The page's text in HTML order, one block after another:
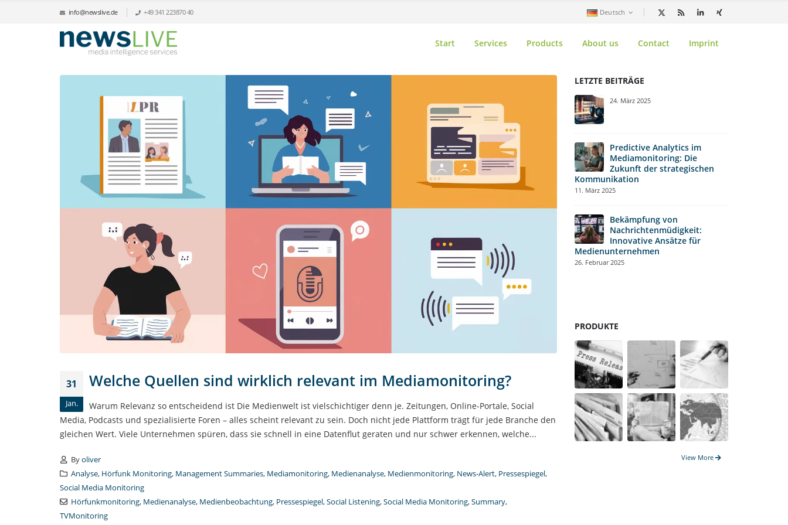
info@newslive.de +49 341 223870 40 Deutsch
Start Services Products About us Contact Imprint
31
Jan.
Welche Quellen sind wirklich relevant im Mediamonitoring?
Warum Relevanz so entscheidend ist Die Medienwelt ist vielschichtiger denn je. Zeitungen, Online-Portale, Social
Media, Podcasts und spezialisierte Foren – alles scheint relevant zu sein. Doch nicht jede Plattform trägt für jede Branche den
gleichen Wert. Viele Unternehmen spüren, dass sie schnell in eine Datenflut geraten und nur schwer erkennen, welche...
Byoliver
Analyse, Hörfunk Monitoring, Management Summaries, Mediamonitoring, Medienanalyse, Medienmonitoring, News-Alert, Pressespiegel,
Social Media Monitoring
Hörfunkmonitoring, Medienanalyse, Medienbeobachtung, Pressespiegel,Social Listening,Social Media Monitoring,Summary,
TVMonitoring
LETZTE BEITRÄGE
24. März 2025
Predictive Analytics im
Mediamonitoring: Die
Zukunft der strategischen
Kommunikation
11. März 2025
Bekämpfung von
Nachrichtenmüdigkeit:
Innovative Ansätze für
Medienunternehmen
26. Februar 2025
PRODUKTE
View More